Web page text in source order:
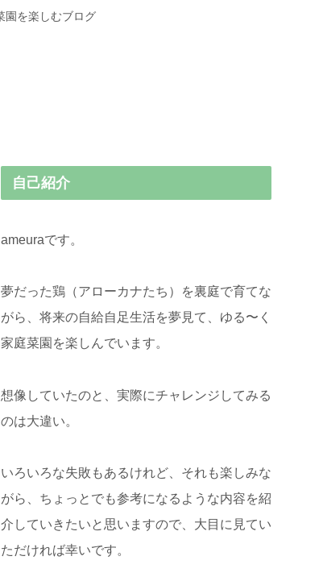
園を楽しむブログ
自己紹介
ameuraです。
夢だった鶏（アローカナたち）を裏庭で育てな
がら、将来の自給自足生活を夢見て、ゆる〜く
家庭菜園を楽しんでいます。
想像していたのと、実際にチャレンジしてみる
のは大違い。
いろいろな失敗もあるけれど、それも楽しみな
がら、ちょっとでも参考になるような内容を紹
介していきたいと思いますので、大目に見てい
ただければ幸いです。